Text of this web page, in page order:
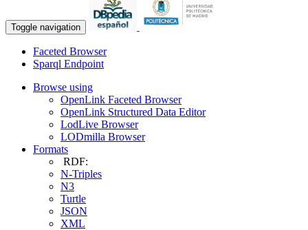
Toggle navigation
Faceted Browser
Sparql Endpoint
Browse using
OpenLink Faceted Browser
OpenLink Structured Data Editor
LodLive Browser
LODmilla Browser
Formats
RDF:
N-Triples
N3
Turtle
JSON
XML